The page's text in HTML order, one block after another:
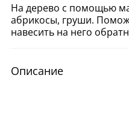
На дерево с помощью
абрикосы, груши.
навесить на него
Описание